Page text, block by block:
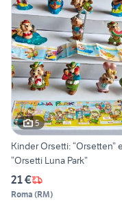
5
Kinder Orsetti: “Orsetten” e
“Orsetti Luna Park”
21 €
Roma (RM)